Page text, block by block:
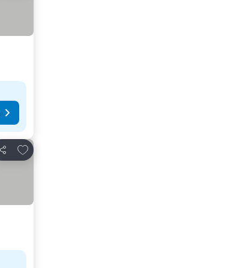
Teilen
Zu Favoriten hinzufügen